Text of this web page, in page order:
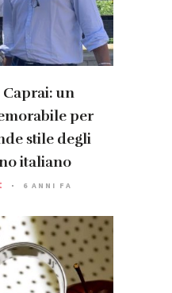
un
per
stile degli
italiano
6 ANNI FA